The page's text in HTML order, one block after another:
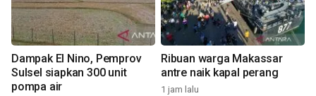
Dampak El Nino, Pemprov
Sulsel siapkan 300 unit
pompa air
Ribuan warga Makassar
antre naik kapal perang
1 jam lalu